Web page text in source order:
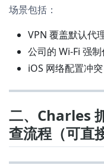
场景包括：
VPN 覆盖默认代
公司的 Wi-Fi 强制
iOS 网络配置冲突
二、Charles
查流程（可直